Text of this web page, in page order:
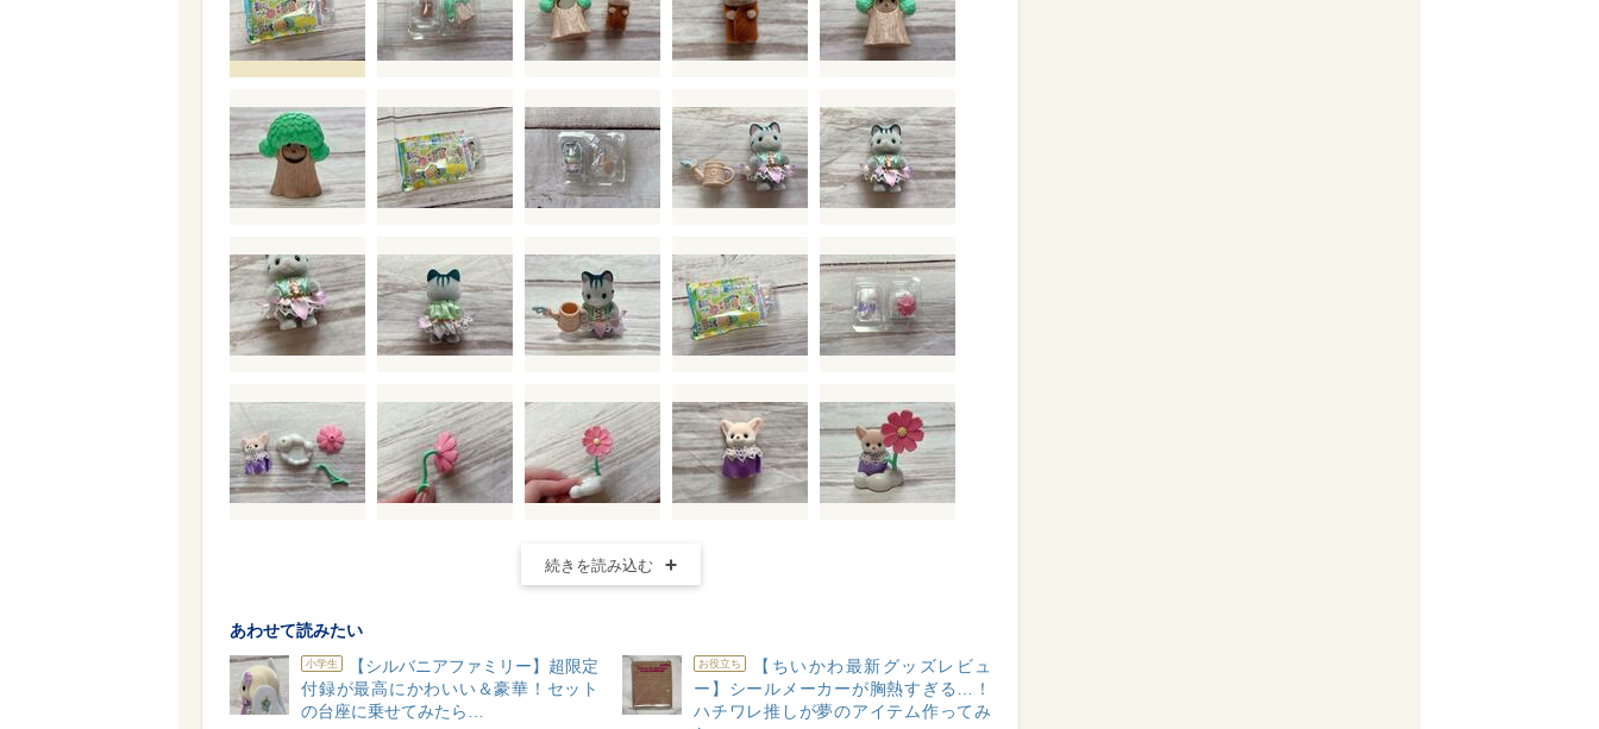
続きを読み込む
あわせて読みたい
小学生
【シルバニアファミリー】超限定
付録が最高にかわいい＆豪華！セット
の台座に乗せてみたら…
お役立ち
【ちいかわ最新グッズレビュ
ー】シールメーカーが胸熱すぎる…！
ハチワレ推しが夢のアイテム作ってみ